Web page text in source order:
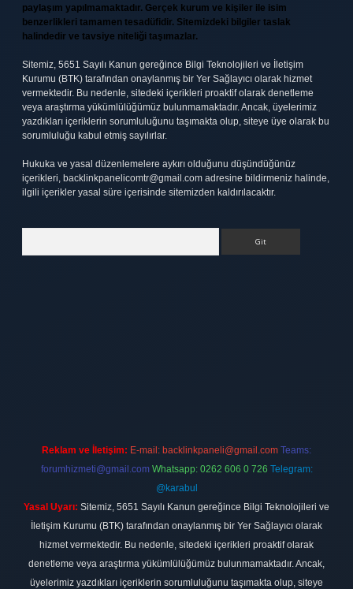
paylaşım yapılmamaktadır. Gerçek kurum ve kişiler ile isim
benzerlikleri tamamen tesadüfidir. Sitemizdeki bilgiler taslak
halindedir ve tavsiye niteliği taşımazlar.
Sitemiz, 5651 Sayılı Kanun gereğince Bilgi Teknolojileri ve İletişim
Kurumu (BTK) tarafından onaylanmış bir Yer Sağlayıcı olarak hizmet
vermektedir. Bu nedenle, sitedeki içerikleri proaktif olarak denetleme
veya araştırma yükümlülüğümüz bulunmamaktadır. Ancak, üyelerimiz
yazdıkları içeriklerin sorumluluğunu taşımakta olup, siteye üye olarak bu
sorumluluğu kabul etmiş sayılırlar.
Hukuka ve yasal düzenlemelere aykırı olduğunu düşündüğünüz
içerikleri, backlinkpanelicomtr@gmail.com adresine bildirmeniz halinde,
ilgili içerikler yasal süre içerisinde sitemizden kaldırılacaktır.
Reklam ve İletişim: E-mail: backlinkpaneli@gmail.com Teams:
forumhizmeti@gmail.com Whatsapp: 0262 606 0 726 Telegram:
@karabul
Yasal Uyarı: Sitemiz, 5651 Sayılı Kanun gereğince Bilgi Teknolojileri ve
İletişim Kurumu (BTK) tarafından onaylanmış bir Yer Sağlayıcı olarak
hizmet vermektedir. Bu nedenle, sitedeki içerikleri proaktif olarak
denetleme veya araştırma yükümlülüğümüz bulunmamaktadır. Ancak,
üyelerimiz yazdıkları içeriklerin sorumluluğunu taşımakta olup, siteye